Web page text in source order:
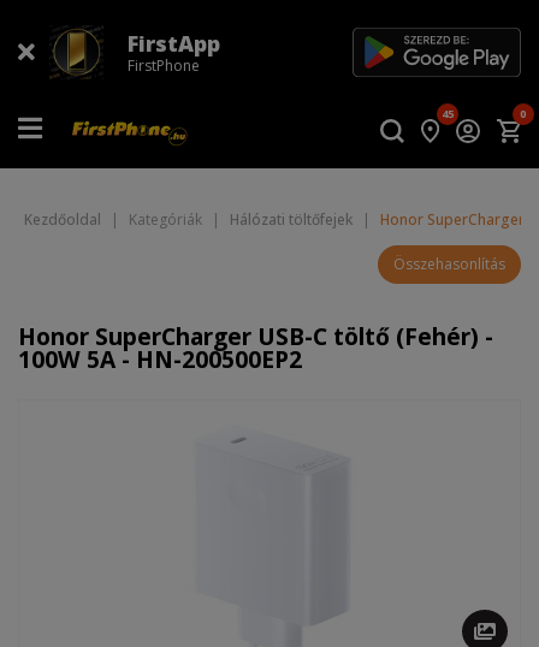
FirstApp
FirstPhone
45 0
Kezdőoldal | Kategóriák | Hálózati töltőfejek | Honor SuperCharger
Összehasonlítás
Honor SuperCharger USB-C töltő (Fehér) -
100W 5A - HN-200500EP2